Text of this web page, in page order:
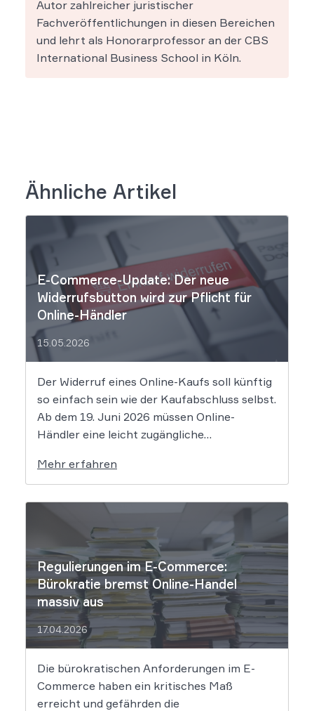
Autor zahlreicher juristischer
Fachveröffentlichungen in diesen Bereichen
und lehrt als Honorarprofessor an der CBS
International Business School in Köln.
Ähnliche Artikel
E-Commerce-Update: Der neue
Widerrufsbutton wird zur Pflicht für
Online-Händler
15.05.2026
Der Widerruf eines Online-Kaufs soll künftig
so einfach sein wie der Kaufabschluss selbst.
Ab dem 19. Juni 2026 müssen Online-
Händler eine leicht zugängliche
sogenannten Widerrufsbutton. Wir erklären,
was Shop-Betreiber jetzt umsetzen müssen,
um Abmahnungen zu vermeiden. Bisher
Widerrufsbelehrung über […]
Mehr erfahren
Regulierungen im E-Commerce:
Bürokratie bremst Online-Handel
massiv aus
17.04.2026
Die bürokratischen Anforderungen im E-
Commerce haben ein kritisches Maß
erreicht und gefährden die